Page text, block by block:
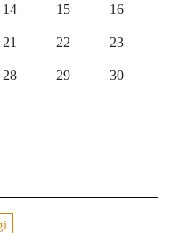
14 15 16
21 22 23
28 29 30